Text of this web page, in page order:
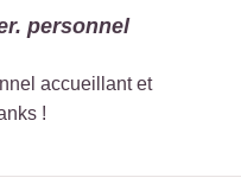
personnel
accueillant et
!